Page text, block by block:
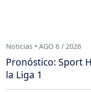
Noticias • AGO 6 / 2026
Pronóstico: Sport
la Liga 1